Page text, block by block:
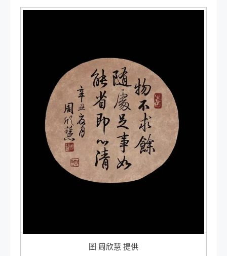
圖 周欣慧 提供